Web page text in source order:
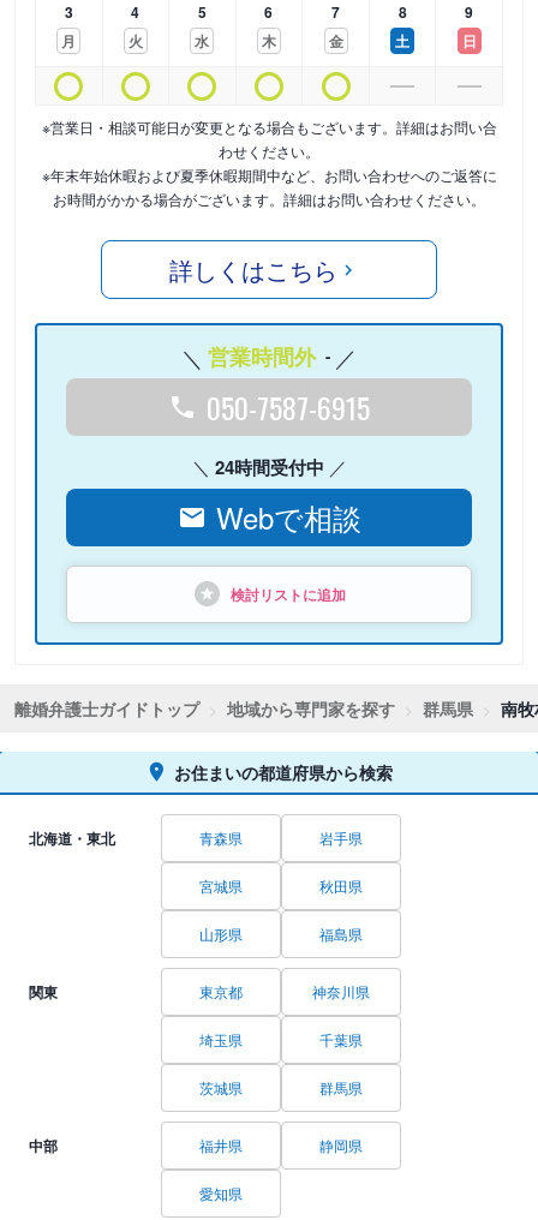
3
月
4
火
5
水
6
木
7
金
8
土
9
日
※営業日・相談可能日が変更となる場合もございます。詳細はお問い合
わせください。
※年末年始休暇および夏季休暇期間中など、お問い合わせへのご返答に
お時間がかかる場合がございます。詳細はお問い合わせください。
詳しくはこちら
営業時間外 -
050-7587-6915
24時間受付中
Webで相談
検討リストに追加
離婚弁護士ガイドトップ 地域から専門家を探す 群馬県 南
お住まいの都道府県から検索
北海道・東北 青森県 岩手県
宮城県 秋田県
山形県 福島県
関東 東京都 神奈川県
埼玉県 千葉県
茨城県 群馬県
中部 福井県 静岡県
愛知県